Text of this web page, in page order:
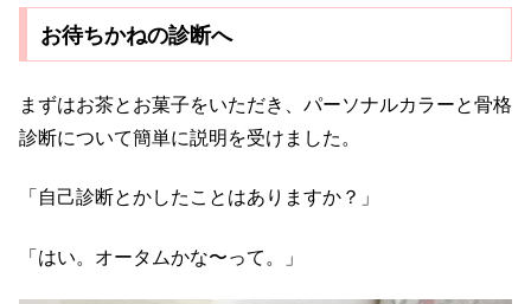
お待ちかねの診断へ
まずはお茶とお菓子をいただき、パーソナルカラーと骨格
診断について簡単に説明を受けました。
「自己診断とかしたことはありますか？」
「はい。オータムかな〜って。」